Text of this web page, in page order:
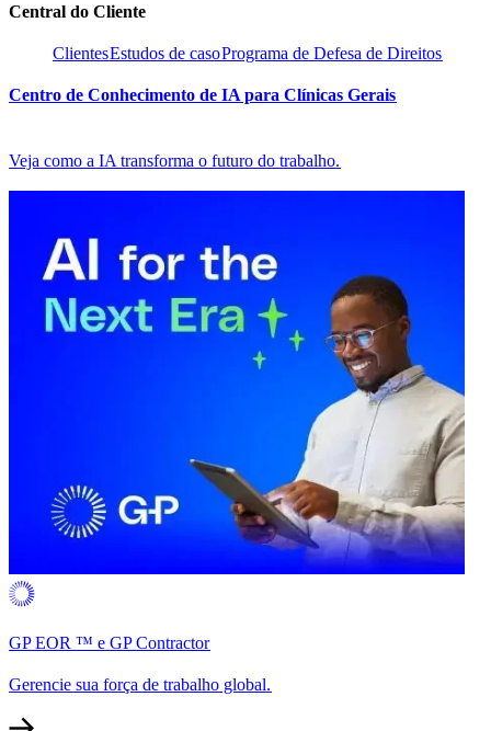
Central do Cliente​​
Clientes​​Estudos de caso​​Programa de Defesa de Direitos​​
Centro de Conhecimento de IA para Clínicas Gerais​​
Veja como a IA transforma o futuro do trabalho.​​
GP EOR ™ e GP Contractor​​
Gerencie sua força de trabalho global.​​